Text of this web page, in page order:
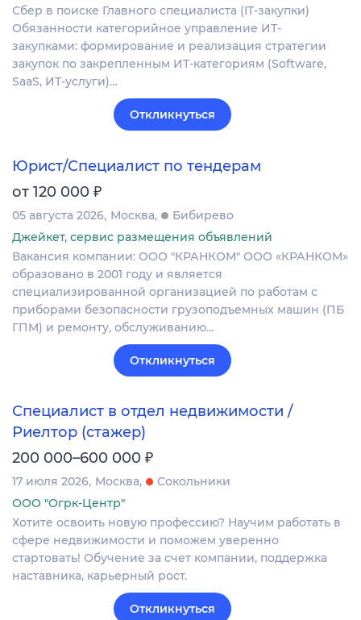
Сбер в поиске Главного специалиста (IT-закупки)
Обязанности категорийное управление ИТ-
закупками: формирование и реализация стратегии
закупок по закрепленным ИТ-категориям (Software,
SaaS, ИТ-услуги)…
Откликнуться
Юрист/Специалист по тендерам
от 120 000 ₽
05 августа 2026 Москва
Бибирево
Джейкет, сервис размещения объявлений
Вакансия компании: ООО "КРАНКОМ" ООО «КРАНКОМ»
образовано в 2001 году и является
специализированной организацией по работам с
приборами безопасности грузоподъемных машин (ПБ
ГПМ) и ремонту, обслуживанию…
Откликнуться
Специалист в отдел недвижимости /
Риелтор (стажер)
200 000–600 000 ₽
17 июля 2026 Москва
Сокольники
ООО "Огрк-Центр"
Хотите освоить новую профессию? Научим работать в
сфере недвижимости и поможем уверенно
стартовать! Обучение за счет компании, поддержка
наставника, карьерный рост.
Откликнуться